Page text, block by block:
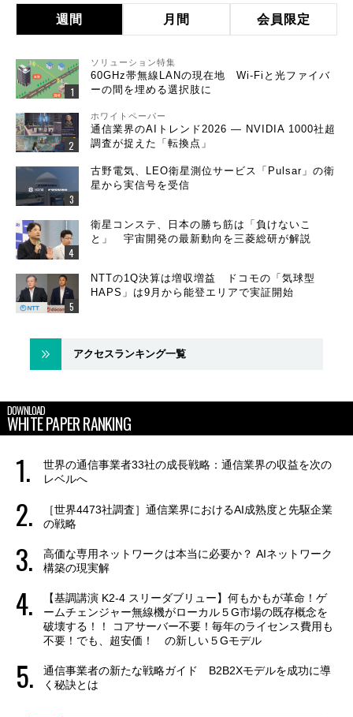
週間 月間 会員限定
ソリューション特集
60GHz帯無線LANの現在地 Wi-Fiと光ファイバ
ーの間を埋める選択肢に
ホワイトペーパー
通信業界のAIトレンド2026 ― NVIDIA 1000社超
調査が捉えた「転換点」
古野電気、LEO衛星測位サービス「Pulsar」の衛
星から実信号を受信
衛星コンステ、日本の勝ち筋は「負けないこ
と」 宇宙開発の最新動向を三菱総研が解説
NTTの1Q決算は増収増益 ドコモの「気球型
HAPS」は9月から能登エリアで実証開始
アクセスランキング一覧
DOWNLOAD
WHITE PAPER RANKING
世界の通信事業者33社の成長戦略：通信業界の収益を次の
レベルへ
［世界4473社調査］通信業界におけるAI成熟度と先駆企業
の戦略
高価な専用ネットワークは本当に必要か？ AIネットワーク
構築の現実解
【基調講演 K2-4 スリーダブリュー】何もかもが革命！ゲ
ームチェンジャー無線機がローカル５G市場の既存概念を
破壊する！！ コアサーバー不要！毎年のライセンス費用も
不要！でも、超安価！ の新しい５Gモデル
通信事業者の新たな戦略ガイド B2B2Xモデルを成功に導
く秘訣とは